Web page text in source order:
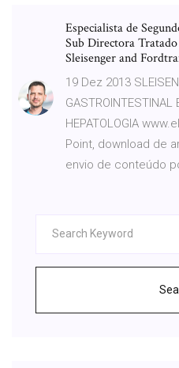
Especialista de
Sub Directora
Sleisenger and
19 Dez 2013
GASTROINTESTINAL
HEPATOLOGIA
Point, download de
envio de conteúdo